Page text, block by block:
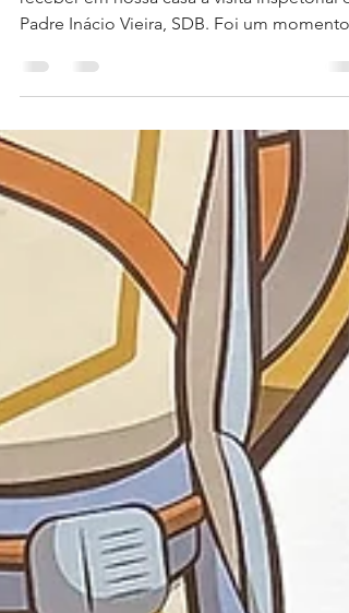
O Colégio Salesiano Recife teve a honra de
Padre Inácio Vieira, SDB. Foi um momento
marcado pela acolhida, partilha,
espiritualidade e reencontro com os
que fundamentam a nossa missão
A programação teve início no setor do
Ensino Fundamental Anos Iniciais, onde os
estudantes recepcionaram o Padre Inácio
com a música “A Casa é Sua”. Após o
momento de oração no "bom-dia", o
inspetor conversou com os alunos sobre a